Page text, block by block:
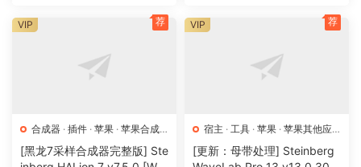
合成器 · 插件 · 苹果 · 苹果合成
器
[黑龙7采样合成器完整版] Ste
VIP 荐
宿主 · 工具 · 苹果 · 苹果其他应
用· 苹果宿主
[更新：母带处理] Steinberg
VIP 荐